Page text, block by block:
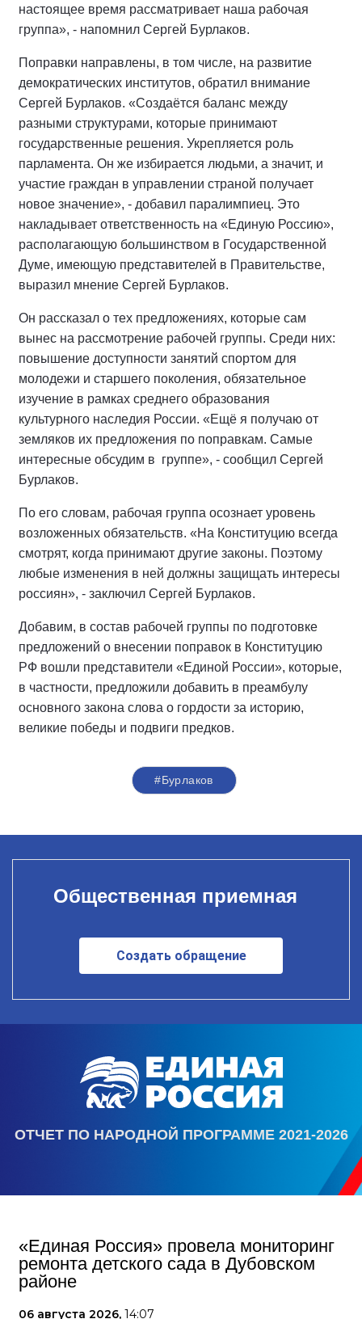
настоящее время рассматривает наша рабочая
группа», - напомнил Сергей Бурлаков.
Поправки направлены, в том числе, на развитие
демократических институтов, обратил внимание
Сергей Бурлаков. «Создаётся баланс между
разными структурами, которые принимают
государственные решения. Укрепляется роль
парламента. Он же избирается людьми, а значит, и
участие граждан в управлении страной получает
новое значение», - добавил паралимпиец. Это
накладывает ответственность на «Единую Россию»,
располагающую большинством в Государственной
Думе, имеющую представителей в Правительстве,
выразил мнение Сергей Бурлаков.
Он рассказал о тех предложениях, которые сам
вынес на рассмотрение рабочей группы. Среди них:
повышение доступности занятий спортом для
молодежи и старшего поколения, обязательное
изучение в рамках среднего образования
культурного наследия России. «Ещё я получаю от
земляков их предложения по поправкам. Самые
интересные обсудим в группе», - сообщил Сергей
Бурлаков.
По его словам, рабочая группа осознает уровень
возложенных обязательств. «На Конституцию всегда
смотрят, когда принимают другие законы. Поэтому
любые изменения в ней должны защищать интересы
россиян», - заключил Сергей Бурлаков.
Добавим, в состав рабочей группы по подготовке
предложений о внесении поправок в Конституцию
РФ вошли представители «Единой России», которые,
в частности, предложили добавить в преамбулу
основного закона слова о гордости за историю,
великие победы и подвиги предков.
#Бурлаков
Общественная приемная
Создать обращение
ОТЧЕТ ПО НАРОДНОЙ ПРОГРАММЕ 2021-2026
«Единая Россия» провела мониторинг
ремонта детского сада в Дубовском
районе
06 августа 2026, 14:07